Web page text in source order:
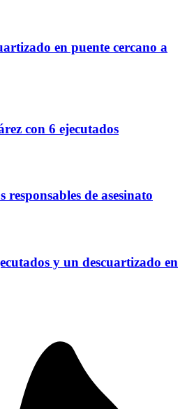
en puente cercano a
con 6 ejecutados
responsables de asesinato
y un descuartizado en